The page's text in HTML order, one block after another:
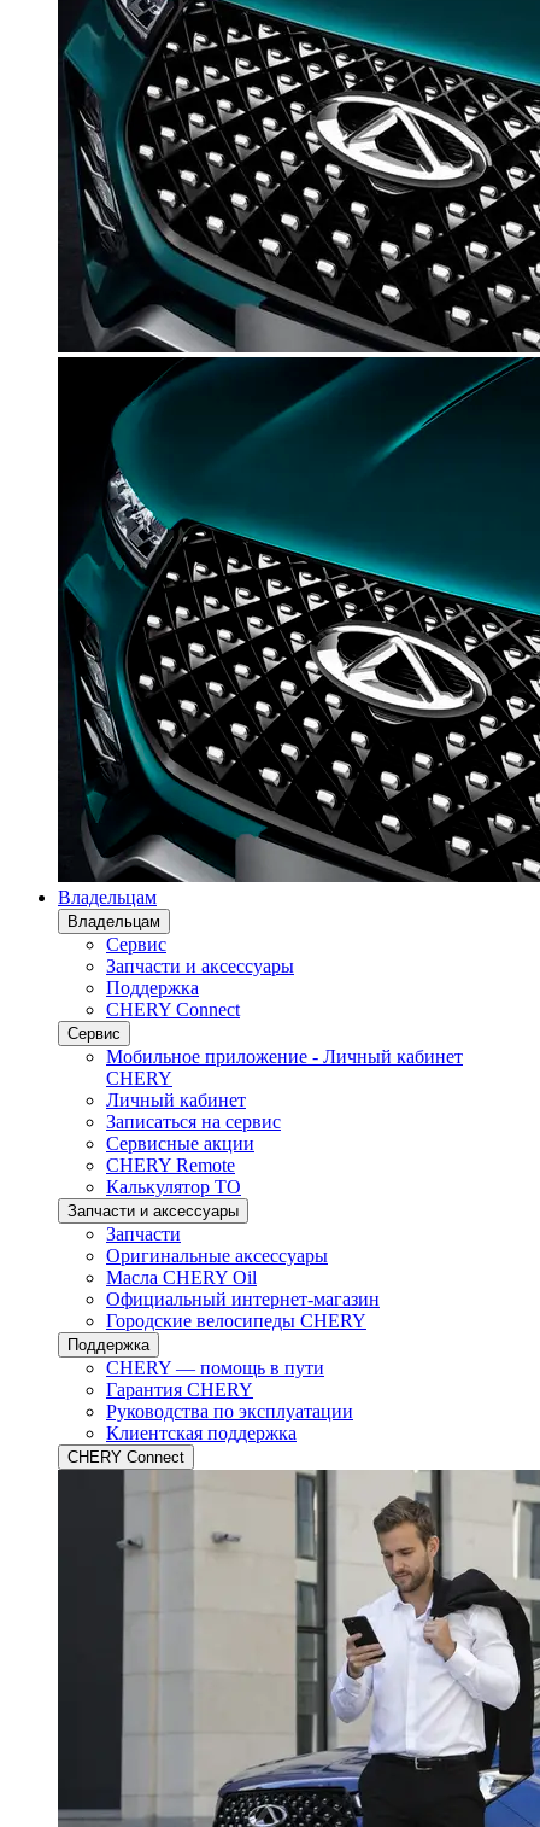
Владельцам
Владельцам
Сервис
Запчасти и аксессуары
Поддержка
CHERY Connect
Сервис
Мобильное приложение - Личный кабинет
CHERY
Личный кабинет
Записаться на сервис
Сервисные акции
CHERY Remote
Калькулятор ТО
Запчасти и аксессуары
Запчасти
Оригинальные аксессуары
Масла CHERY Oil
Официальный интернет-магазин
Городские велосипеды CHERY
Поддержка
CHERY — помощь в пути
Гарантия CHERY
Руководства по эксплуатации
Клиентская поддержка
CHERY Connect